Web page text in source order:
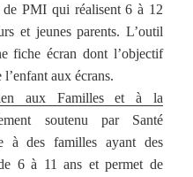
de PMI qui réalisent 6 à 12
et jeunes parents. L’outil
fiche écran dont l’objectif
aux écrans.
aux Familles et à la
soutenu par Santé
à des familles ayant des
6 à 11 ans et permet de